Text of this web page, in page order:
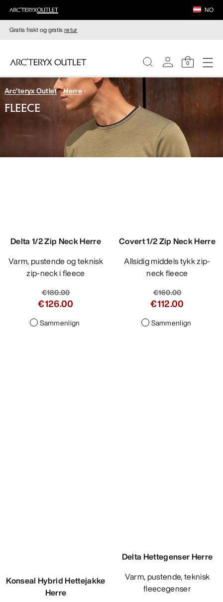
NO
Gratis frakt og gratisretur
0
DAMER
Arc'teryx Outlet Herre
FLEECE
Delta 1/2 Zip Neck Herre
Varm, pustende og teknisk
zip-neck i fleece
€180.00
€126.00
Sammenlign
Covert 1/2 Zip Neck Herre
Allsidig middels tykk zip-
neck fleece
€160.00
€112.00
Sammenlign
Delta Hettegenser Herre
Varm, pustende, teknisk
fleecegenser